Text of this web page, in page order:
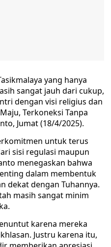
yang hanya
sangat jauh dari cukup,
dengan visi religius dan
Terkoneksi Tanpa
Jumat (18/4/2025).
untuk terus
sisi regulasi maupun
menegaskan bahwa
dalam membentuk
dekat dengan Tuhannya.
masih sangat minim
karena mereka
Justru karena itu,